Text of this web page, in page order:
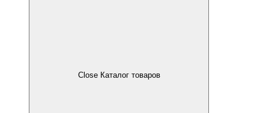
Close Каталог товаров